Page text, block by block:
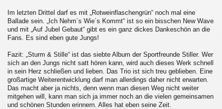
Im letzten Drittel darf es mit „Rotweinflaschengrün“ noch mal eine
Ballade sein. „Ich Nehm´s Wie´s Kommt“ ist so ein bisschen New Wave
und mit „Auf Jubel Gebaut“ gibt es ein ganz dickes Dankeschön an die
Fans. Es sind eben gute Jungs!
Fazit: „Sturm & Stille“ ist das siebte Album der Sportfreunde Stiller. Wer
sich an den Jungs nicht satt hören kann, wird auch dieses Werk schnell
in sein Herz schließen und lieben. Das Trio ist sich treu geblieben. Eine
großartige Weiterentwicklung darf man allerdings daher nicht erwarten.
Das macht aber ja nichts, denn wenn man diesen Weg nicht weiter
mitgehen will, kann man sich ja immer noch an die vielen gemeinsamen
und schönen Stunden erinnern. Alles hat eben seine Zeit.